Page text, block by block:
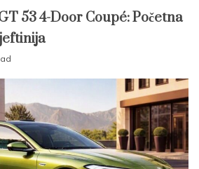
53 4-Door Coupé: Početna